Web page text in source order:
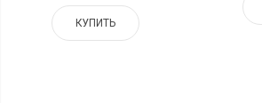
КУПИТЬ